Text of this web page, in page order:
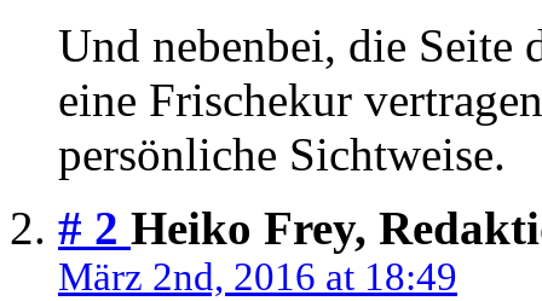
Und nebenbei, die Seite
eine Frischekur
persönliche Sichtweise.
# 2 Heiko Frey,
März 2nd, 2016 at 18:49